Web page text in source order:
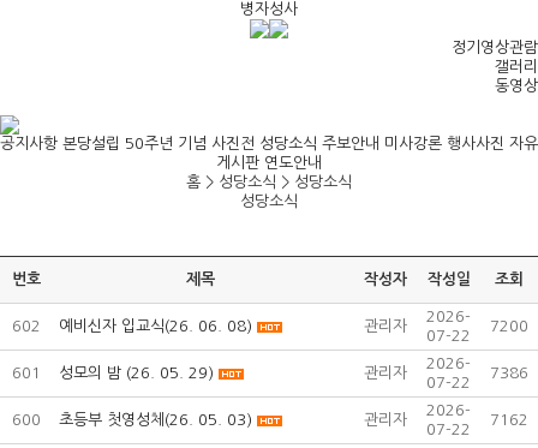
병자성사
정기영상관람
갤러리
동영상
공지사항 본당설립 50주년 기념 사진전 성당소식 주보안내 미사강론 행사사진 자유
게시판 연도안내
홈 > 성당소식 > 성당소식
성당소식
번호 제목 작성자 작성일 조회
602 예비신자 입교식(26. 06. 08) 관리자
2026-
07-22
7200
601 성모의 밤 (26. 05. 29) 관리자
2026-
07-22
7386
600 초등부 첫영성체(26. 05. 03) 관리자
2026-
07-22
7162